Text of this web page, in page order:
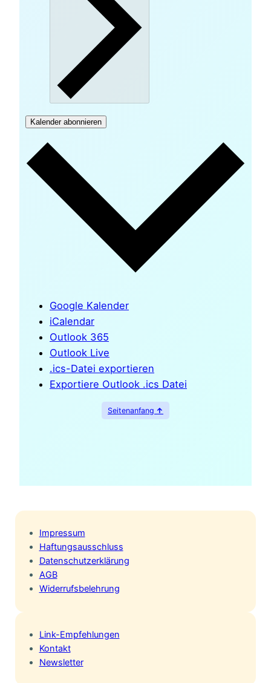
Kalender abonnieren
Google Kalender
iCalendar
Outlook 365
Outlook Live
.ics-Datei exportieren
Exportiere Outlook .ics Datei
Seitenanfang ↑
Impressum
Haftungsausschluss
Datenschutzerklärung
AGB
Widerrufsbelehrung
Link-Empfehlungen
Kontakt
Newsletter